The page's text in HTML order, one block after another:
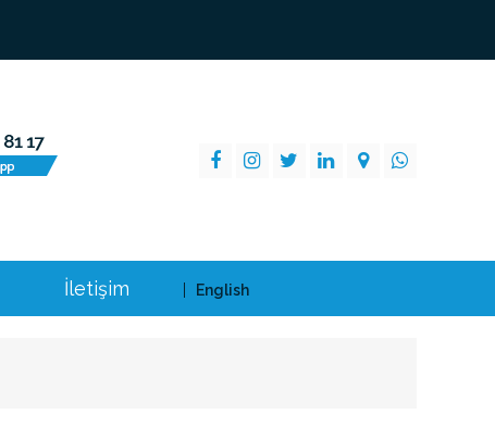
İletişim English